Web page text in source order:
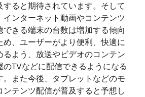
ると期待されています。そして
インターネット動画やコンテンツ
きる端末の台数は増加する傾向
め、ユーザーがより便利、快適に
るよう、放送やビデオのコンテン
TVなどに配信できるようになる
。また今後、タブレットなどのモ
テンツ配信が普及すると予想し